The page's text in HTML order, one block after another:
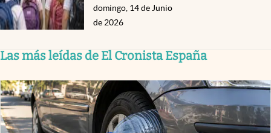
domingo, 14 de Junio
de 2026
Las más leídas de El Cronista España